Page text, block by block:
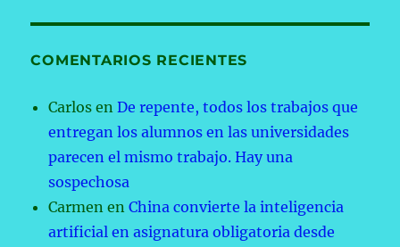
COMENTARIOS RECIENTES
Carlos enDe repente, todos los trabajos que
entregan los alumnos en las universidades
parecen el mismo trabajo. Hay una
sospechosa
Carmen enChina convierte la inteligencia
artificial en asignatura obligatoria desde